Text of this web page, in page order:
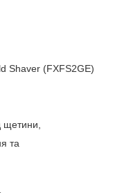
Shaver (FXFS2GE)
щетини,
та